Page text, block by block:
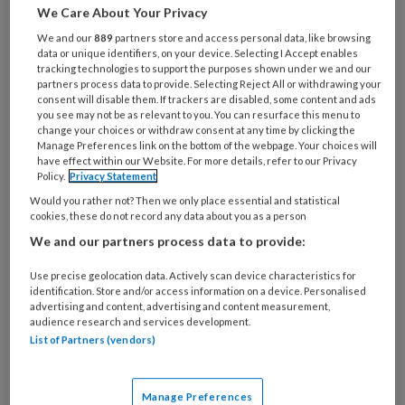
je
e-
mailadres?
* *
Kies
je
wachtwoord* *
Kies
je
functie *
Bij
welke
werk
je?Ontvang 2x per week de
KinderopvangTotaal nieuwsbrief
Ontvang iedere zondag het
Weekoverzicht
We Care About Your Privacy
We and our889 partners store and access personal data, like browsing
data or unique identifiers, on your device. Selecting I Accept enables
tracking technologies to support the purposes shown under we and our
partners process data to provide. Selecting Reject All or withdrawing your
consent will disable them. If trackers are disabled, some content and ads
you see may not be as relevant to you. You can resurface this menu to
change your choices or withdraw consent at any time by clicking the
Manage Preferences link on the bottom of the webpage. Your choices will
have effect within our Website. For more details, refer to our Privacy
Policy. Privacy Statement
Would you rather not? Then we only place essential and statistical
cookies, these do not record any data about you as a person
We and our partners process data to provide:
Use precise geolocation data. Actively scan device characteristics for
identification. Store and/or access information on a device. Personalised
advertising and content, advertising and content measurement,
audience research and services development.
List of Partners (vendors)
Manage Preferences